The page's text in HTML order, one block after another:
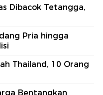
Dibacok Tetangga,
Pria hingga
Thailand, 10 Orang
Bentangkan